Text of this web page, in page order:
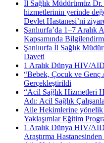
İl Sağlık Müdürümüz
hizmetlerinin yerinde
Devlet Hastanesi’ni
Şanlıurfa’da 1–7 Aralık
Kapsamında
Şanlıurfa İl Sağlık
Daveti
1 Aralık Dünya HIV/
“Bebek, Çocuk ve
Gerçekleştirildi
“Acil Sağlık Hizmetleri
Adı: Acil Sağlık
Aile Hekimlerine yönelik
Yaklaşımlar Eğitim
1 Aralık Dünya HIV/
Araştırma Hastanesinden